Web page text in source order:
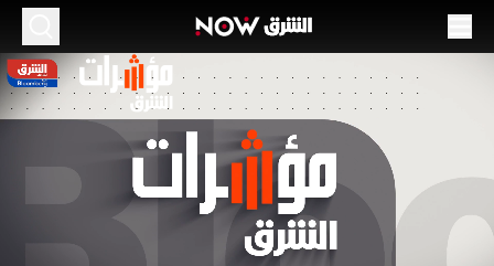
انتهاء إعفاء شحنات النفط الروسي من العقوبات..
وبرنت يرتفع إلى أعلى مستوى
44:52 اقتصاد